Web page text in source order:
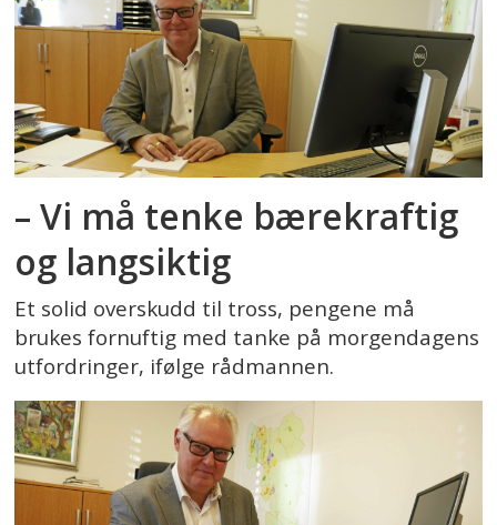
– Vi må tenke bærekraftig
og langsiktig
Et solid overskudd til tross, pengene må
brukes fornuftig med tanke på morgendagens
utfordringer, ifølge rådmannen.